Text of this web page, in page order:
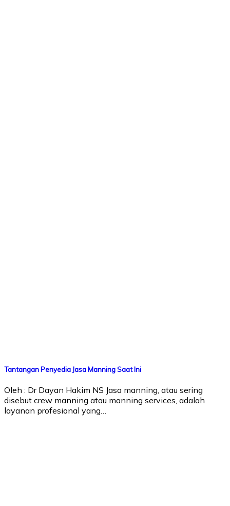
Tantangan Penyedia Jasa Manning Saat Ini
Oleh : Dr Dayan Hakim NS Jasa manning, atau sering
disebut crew manning atau manning services, adalah
layanan profesional yang…